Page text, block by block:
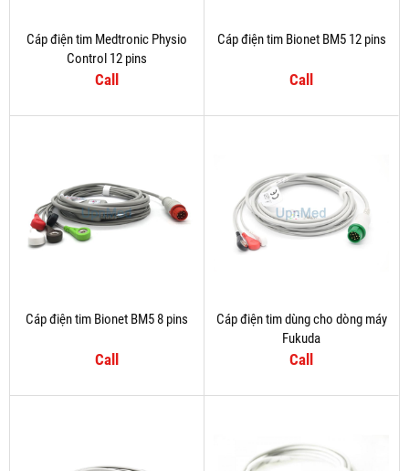
Cáp điện tim Medtronic Physio
Control 12 pins
Call
Cáp điện tim Bionet BM5 12 pins
Call
Cáp điện tim Bionet BM5 8 pins
Call
Cáp điện tim dùng cho dòng máy
Fukuda
Call